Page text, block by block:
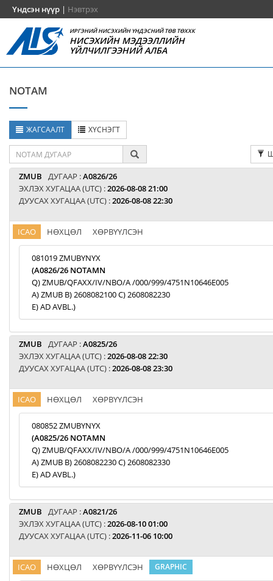
Үндсэн нүүр | Нэвтрэх
ИРГЭНИЙ НИСЭХИЙН ҮНДЭСНИЙ ТӨВ ТӨХХК
НИСЭХИЙН МЭДЭЭЛЛИЙН
ҮЙЛЧИЛГЭЭНИЙ АЛБА
NOTAM
ЖАГСААЛТ ХҮСНЭГТ
ZMUB ДУГААР :A0826/26
ЭХЛЭХ ХУГАЦАА (UTC) :2026-08-08 21:00
ДУУСАХ ХУГАЦАА (UTC) :2026-08-08 22:30
ICAO НӨХЦӨЛ ХӨРВҮҮЛСЭН
081019 ZMUBYNYX
(A0826/26 NOTAMN
Q) ZMUB/QFAXX/IV/NBO/A /000/999/4751N10646E005
A) ZMUB B) 2608082100 C) 2608082230
E) AD AVBL.)
ZMUB ДУГААР :A0825/26
ЭХЛЭХ ХУГАЦАА (UTC) :2026-08-08 22:30
ДУУСАХ ХУГАЦАА (UTC) :2026-08-08 23:30
ICAO НӨХЦӨЛ ХӨРВҮҮЛСЭН
080852 ZMUBYNYX
(A0825/26 NOTAMN
Q) ZMUB/QFAXX/IV/NBO/A /000/999/4751N10646E005
A) ZMUB B) 2608082230 C) 2608082330
E) AD AVBL.)
ZMUB ДУГААР :A0821/26
ЭХЛЭХ ХУГАЦАА (UTC) :2026-08-10 01:00
ДУУСАХ ХУГАЦАА (UTC) :2026-11-06 10:00
ICAO НӨХЦӨЛ ХӨРВҮҮЛСЭН GRAPHIC